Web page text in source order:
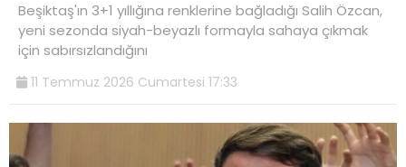
Beşiktaş'ın 3+1 yıllığına renklerine bağladığı Salih Özcan,
yeni sezonda siyah-beyazlı formayla sahaya çıkmak
için sabırsızlandığını
11 Temmuz 2026 Cumartesi 17:33